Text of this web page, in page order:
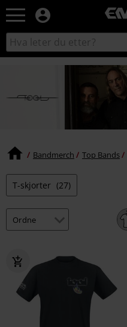
Søk
i
Bandmerch Top Bands
T-skjorter (27)